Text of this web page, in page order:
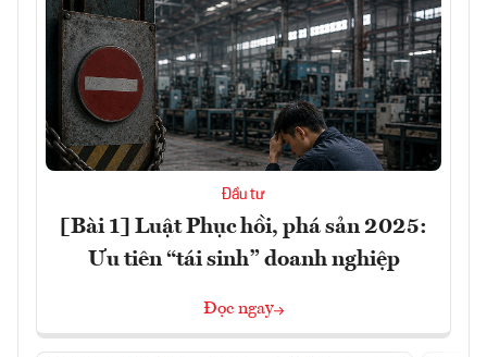
Đầu tư
[Bài 1] Luật Phục hồi, phá sản 2025:
Ưu tiên “tái sinh” doanh nghiệp
Đọc ngay